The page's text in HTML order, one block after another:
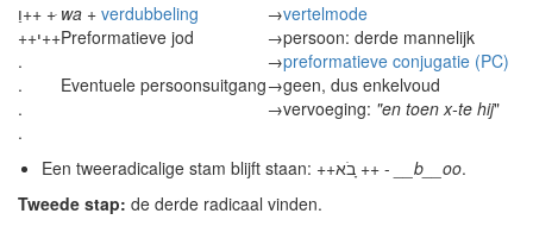
וַ++ + ּ wa + verdubbeling →vertelmode
++י++Preformatieve jod →persoon: derde mannelijk
.
→preformatieve conjugatie (PC)
.
Eventuele persoonsuitgang→geen, dus enkelvoud
.
→vervoeging: "en toen x-te hij"
.
Een tweeradicalige stam blijft staan: ++בֹא ָ++ -
__b__oo.
Tweede stap: de derde radicaal vinden.